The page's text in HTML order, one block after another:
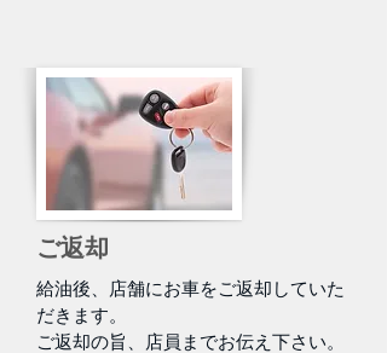
ご返却
給油後、店舗にお車をご返却していた
だきます。
ご返却の旨、店員までお伝え下さい。